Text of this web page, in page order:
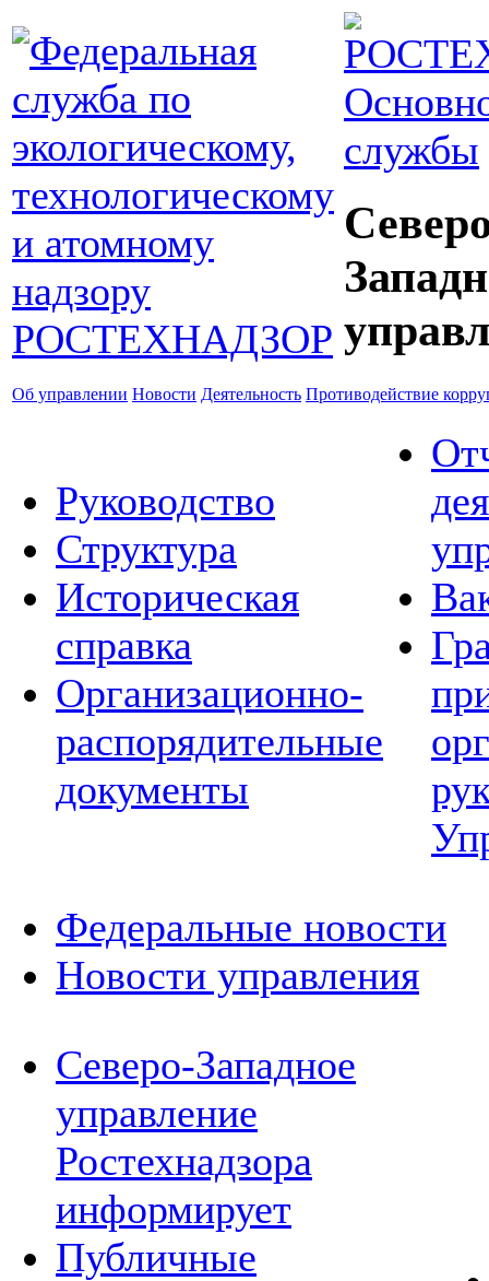
службы
Об управлении Новости Деятельность Противодействие
Руководство
Структура
Историческая
справка
Организационно-
распорядительные
документы
Федеральные новости
Новости управления
Северо-Западное
управление
Ростехнадзора
информирует
Публичные